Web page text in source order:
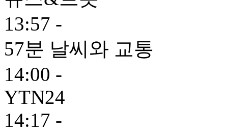
13:57 -
57분 날씨와 교통
14:00 -
YTN24
14:17 -